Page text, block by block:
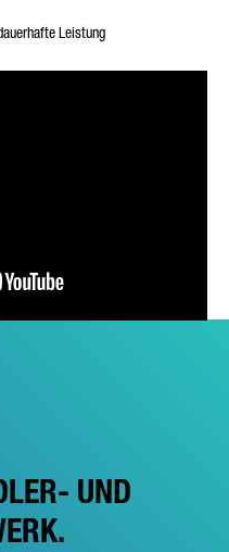
Leistung
UND